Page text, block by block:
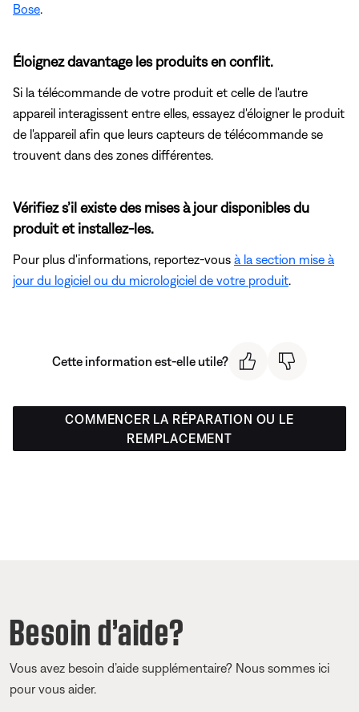
Bose
Éloignez davantage les produits en conflit.
Si la télécommande de votre produit et celle de l'autre
appareil interagissent entre elles, essayez d'éloigner le produit
de l'appareil afin que leurs capteurs de télécommande se
trouvent dans des zones différentes.
Vérifiez s’il existe des mises à jour disponibles du
produit et installez-les.
Pour plus d'informations, reportez-vous à la section mise à
jour du logiciel ou du micrologiciel de votre produit
Cette information est-elle utile?
COMMENCER LA RÉPARATION OU LE
REMPLACEMENT
Besoin d’aide?
Vous avez besoin d’aide supplémentaire? Nous sommes ici
pour vous aider.